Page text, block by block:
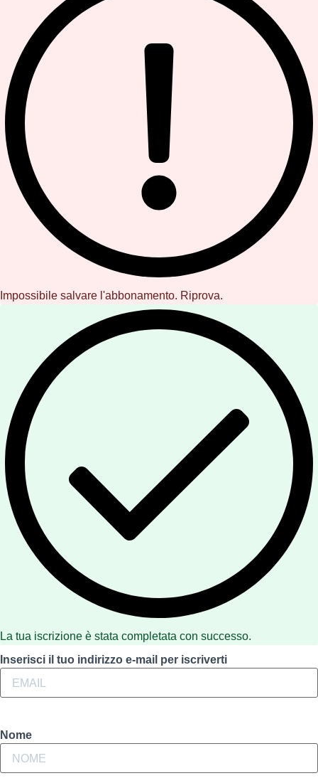
Impossibile salvare l'abbonamento. Riprova.
La tua iscrizione è stata completata con successo.
Inserisci il tuo indirizzo e-mail per iscriverti
Nome